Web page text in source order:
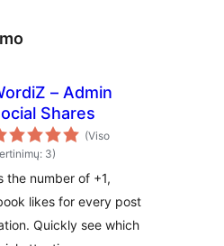
– Admin
Shares
(Viso
3)
the number of +1,
likes for every post
Quickly see which